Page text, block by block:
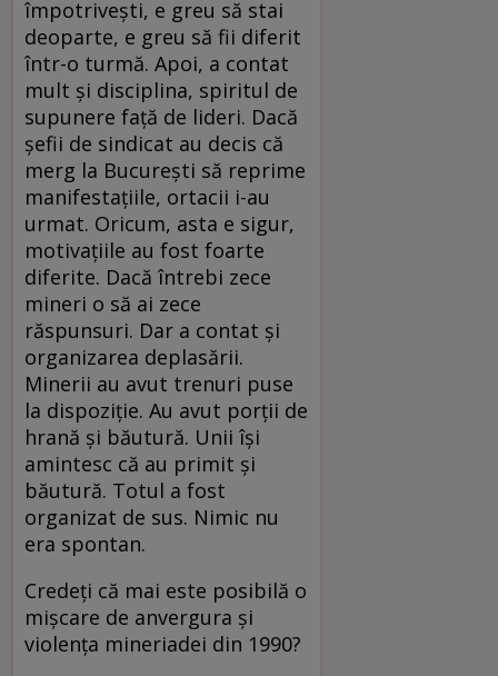
împotriveşti, e greu să stai
deoparte, e greu să fii diferit
într-o turmă. Apoi, a contat
mult şi disciplina, spiritul de
supunere faţă de lideri. Dacă
şefii de sindicat au decis că
merg la Bucureşti să reprime
manifestaţiile, ortacii i-au
urmat. Oricum, asta e sigur,
motivaţiile au fost foarte
diferite. Dacă întrebi zece
mineri o să ai zece
răspunsuri. Dar a contat şi
organizarea deplasării.
Minerii au avut trenuri puse
la dispoziţie. Au avut porţii de
hrană şi băutură. Unii îşi
amintesc că au primit şi
băutură. Totul a fost
organizat de sus. Nimic nu
era spontan.
Credeţi că mai este posibilă o
mişcare de anvergura şi
violenţa mineriadei din 1990?